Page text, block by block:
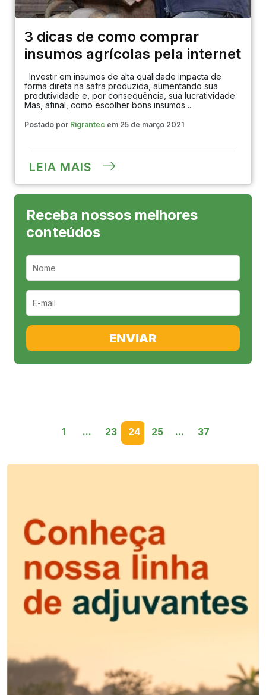
3 dicas de como comprar
insumos agrícolas pela internet
Investir em insumos de alta qualidade impacta de
forma direta na safra produzida, aumentando sua
produtividade e, por consequência, sua lucratividade.
Mas, afinal, como escolher bons insumos ...
Postado por Rigrantec em 25 de março 2021
LEIA MAIS
Receba nossos melhores
conteúdos
ENVIAR
1 ... 23 24 25 ... 37